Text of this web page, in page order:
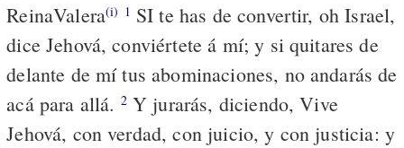
ReinaValera(i) 1 SI te has de convertir, oh Israel,
dice Jehová, conviértete á mí; y si quitares de
delante de mí tus abominaciones, no andarás de
acá para allá. 2Y jurarás, diciendo, Vive
Jehová, con verdad, con juicio, y con justicia: y